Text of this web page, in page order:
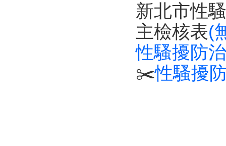
新北市性
主檢核表(
性騷擾防
✂️性騷擾